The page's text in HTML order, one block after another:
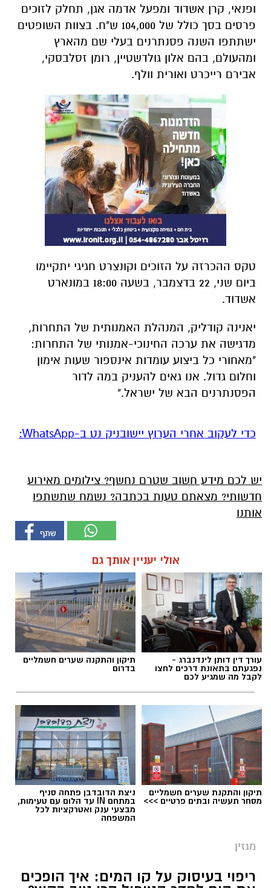
ופנאי, קרן אשדוד ומפעל אדמה אגן, תחלק לזוכים
פרסים בסך כולל של 104,000 ש"ח. בצוות השופטים
ישתתפו השנה פסנתרנים בעלי שם מהארץ
ומהעולם, בהם אלון גולדשטיין, רומן זסלבסקי,
אבירם רייכרט ואורית וולף.
טקס ההכרזה על הזוכים וקונצרט חגיגי יתקיימו
ביום שני, 22 בדצמבר, בשעה 18:00 במונארט
אשדוד.
יאנינה קודליק, המנהלת האמנותית של התחרות,
מדגישה את ערכה החינוכי-אמנותי של התחרות:
"מאחורי כל ביצוע עומדות אינספור שעות אימון
וחלום גדול. אנו גאים להעניק במה לדור
הפסנתרנים הבא של ישראל."
‏כדי לעקוב אחרי הערוץ יישובניק נט ב-WhatsApp:‏‏‏
יש לכם מידע חשוב שטרם נחשף? צילומים מאירוע
חדשותי? מצאתם טעות בכתבה? נשמח שתשתפו
אותנו
אולי יעניין אותך גם
עורך דין דותן לינדנברג -
נפגעתם בתאונת דרכים לחצו
לקבל מה שמגיע לכם
תיקון והתקנה שערים חשמליים
בדרום
תיקון והתקנת שערים חשמליים
מסחר תעשיה ובתים פרטיים >>>
ניצת הדובדבן פתחה סניף
במתחם IN עד הלום עם טעימות,
מבצעי ענק ואטרקציות לכל
המשפחה
מגזין
ריפוי בעיסוק על קו המים: איך הופכים